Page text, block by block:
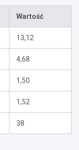
Wartość
13,12
4,68
1,50
1,52
38